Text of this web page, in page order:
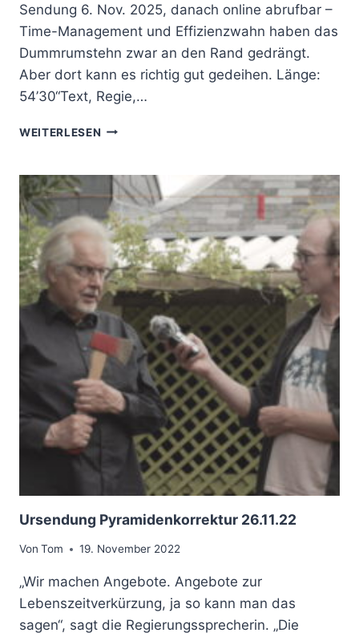
Sendung 6. Nov. 2025, danach online abrufbar –
Time-Management und Effizienzwahn haben das
Dummrumstehn zwar an den Rand gedrängt.
Aber dort kann es richtig gut gedeihen. Länge:
54’30“Text, Regie,…
WEITERLESEN D
M
R
U
M
M
D
L
F
K
U
L
T
U
R
Ursendung Pyramidenkorrektur 26.11.22
Von Tom 19. November 2022
„Wir machen Angebote. Angebote zur
Lebenszeitverkürzung, ja so kann man das
sagen“, sagt die Regierungssprecherin. „Die